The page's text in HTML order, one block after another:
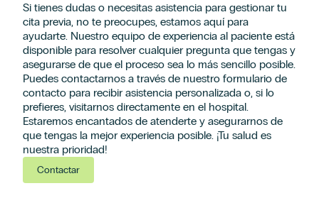
Si tienes dudas o necesitas asistencia para gestionar tu
cita previa, no te preocupes, estamos aquí para
ayudarte. Nuestro equipo de experiencia al paciente está
disponible para resolver cualquier pregunta que tengas y
asegurarse de que el proceso sea lo más sencillo posible.
Puedes contactarnos a través de nuestro formulario de
contacto para recibir asistencia personalizada o, si lo
prefieres, visitarnos directamente en el hospital.
Estaremos encantados de atenderte y asegurarnos de
que tengas la mejor experiencia posible. ¡Tu salud es
nuestra prioridad!
Contactar